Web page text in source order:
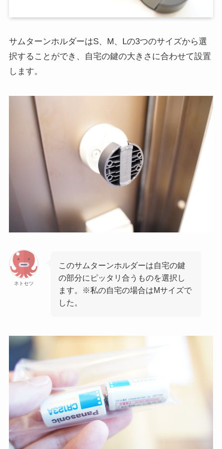
サムターンホルダーはS、M、Lの3つのサイズから選
択することができ、自宅の鍵の大きさに合わせて設置
します。
ネトセツ
このサムターンホルダーは自宅の鍵
の部分にピッタリ合うものを選択し
ます。※私の自宅の場合はMサイズで
した。